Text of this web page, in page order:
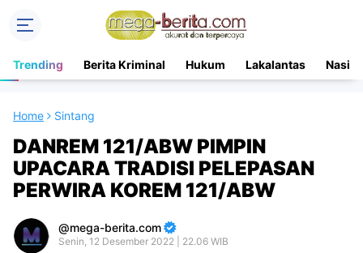
Trending Berita Kriminal Hukum Lakalantas
Home Sintang
DANREM 121/ABW PIMPIN
UPACARA TRADISI PELEPASAN
PERWIRA KOREM 121/ABW
mega-berita.com
Senin, 12 Desember 2022 | 22.06 WIB